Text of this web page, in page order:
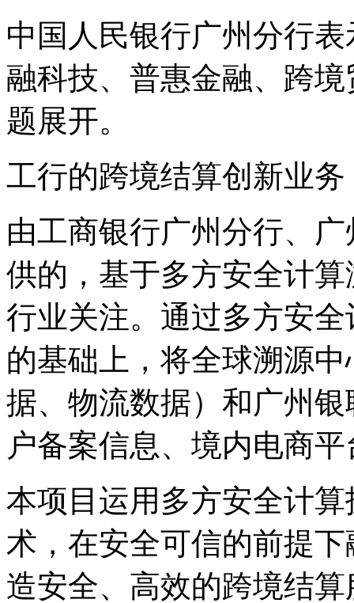
中国人民银行广州分行
融科技、普惠金融、跨
题展开。
工行的跨境结算创新业务
由工商银行广州分行、
供的，基于多方安全计
行业关注。通过多方安
的基础上，将全球溯源
据、物流数据）和广州
户备案信息、境内电商
本项目运用多方安全计
术，在安全可信的前提
造安全、高效的跨境结